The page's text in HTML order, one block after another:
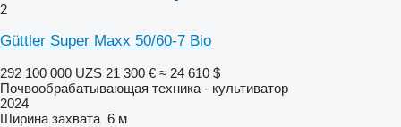
2
Güttler Super Maxx 50/60-7 Bio
292 100 000 UZS 21 300 € ≈ 24 610 $
Почвообрабатывающая техника - культиватор
2024
Ширина захвата 6 м